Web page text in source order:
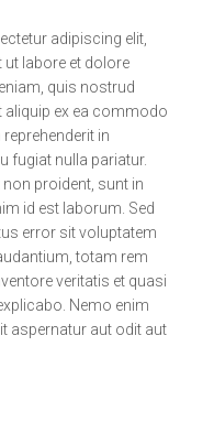
adipiscing elit,
labore et dolore
quis nostrud
ex ea commodo
in
fugiat nulla pariatur.
proident, sunt in
id est laborum. Sed
error sit voluptatem
totam rem
veritatis et quasi
Nemo enim
aspernatur aut odit aut